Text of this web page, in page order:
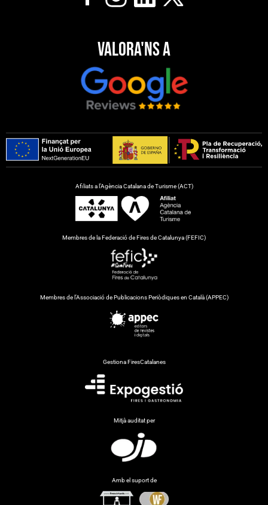
Valora'ns a
Afiliats a l’Agència Catalana de Turisme (ACT)
Membres de la Federació de Fires de Catalunya (FEFIC)
Membres de l’Associació de Publicacions Periòdiques en Català (APPEC)
Gestiona FiresCatalanes
Mitjà auditat per
Amb el suport de